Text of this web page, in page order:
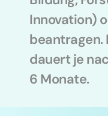
Innovation)
beantragen.
dauert je
6 Monate.